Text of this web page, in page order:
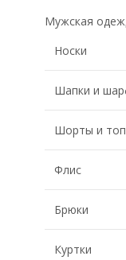
Мужская
Носки
Шапки и
Шорты и
Флис
Брюки
Куртки